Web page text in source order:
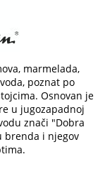
marmelada,
poznat po
Osnovan je
u jugozapadnoj
znači "Dobra
brenda i njegov